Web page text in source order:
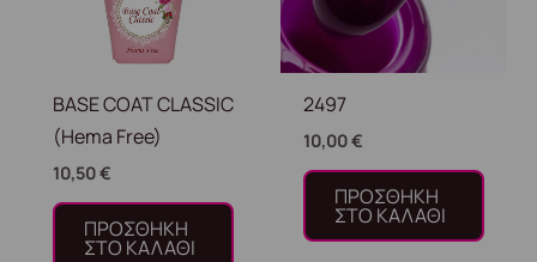
BASE COAT CLASSIC
(Hema Free)
10,50€
ΠΡΟΣΘΉΚΗ
ΣΤΟ ΚΑΛΆΘΙ
2497
10,00€
ΠΡΟΣΘΉΚΗ
ΣΤΟ ΚΑΛΆΘΙ